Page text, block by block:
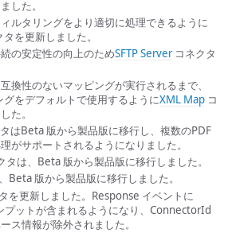
した。
ルタリングをより適切に処理できるように
タを更新しました。
の安定性の向上のためSFTP Serverコネクタ
換性のないマッピングが実行されるまで、
をデフォルトで使用するようにXML Map コ
た。
はBeta 版から製品版に移行し、複数のPDF
がサポートされるようになりました。
タは、Beta 版から製品版に移行しました。
Beta 版から製品版に移行しました。
を更新しました。Response イベントに
ットが含まれるようになり、ConnectorId
ス情報が除外されました。